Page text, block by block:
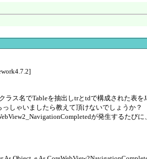
ス名でTableを抽出しtrとtdで構成された表
しゃいましたら教えて頂けないでしょうか？
が発生するたびに